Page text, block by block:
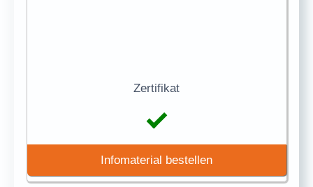
Zertifikat
Infomaterial bestellen